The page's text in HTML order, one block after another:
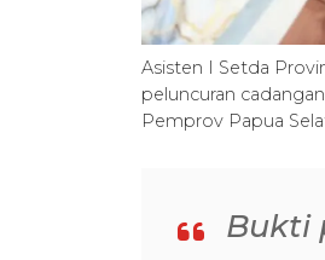
Asisten I Setda
peluncuran
Pemprov Papua
Bukti